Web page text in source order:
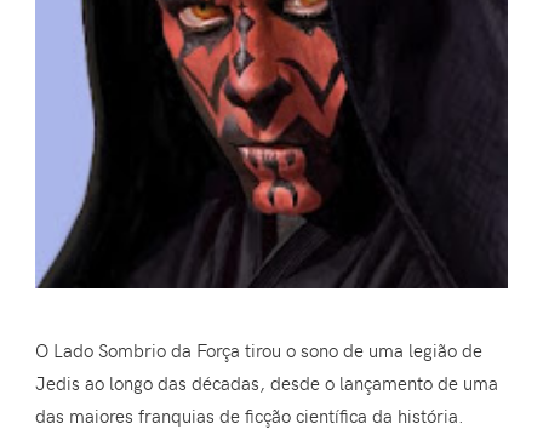
O Lado Sombrio da Força tirou o sono de uma legião de
Jedis ao longo das décadas, desde o lançamento de uma
das maiores franquias de ficção científica da história.